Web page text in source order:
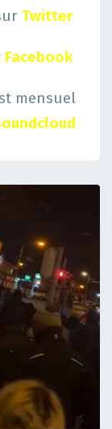
Twitter
Facebook
mensuel